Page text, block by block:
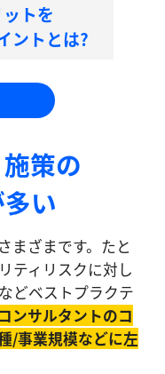
トを
ントとは?
策の
い
まざまです。たと
ティリスクに対し
どベストプラクテ
コンサルタントのコ
/事業規模などに左